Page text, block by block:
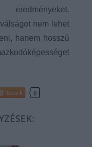
nem lehet
hanem hosszú
Tetszik 0